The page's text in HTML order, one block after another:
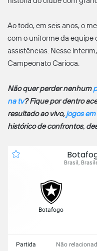
Ao todo, em seis anos, o
com o uniforme da equipe
assistências. Nesse
Campeonato Carioca.
Não quer perder nenhum
na tv? Fique por dentro
resultado ao vivo,jogos
histórico de confrontos,
Brasil,
Botafogo
Partida Não